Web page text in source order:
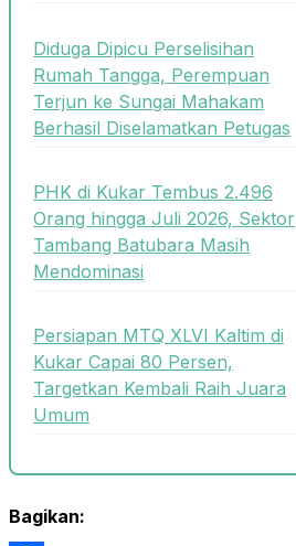
Diduga Dipicu Perselisihan
Rumah Tangga, Perempuan
Terjun ke Sungai Mahakam
Berhasil Diselamatkan Petugas
PHK di Kukar Tembus 2.496
Orang hingga Juli 2026, Sektor
Tambang Batubara Masih
Mendominasi
Persiapan MTQ XLVI Kaltim di
Kukar Capai 80 Persen,
Targetkan Kembali Raih Juara
Umum
Bagikan: